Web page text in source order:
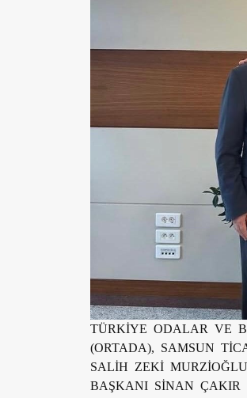
TÜRKİYE ODALAR VE
(ORTADA), SAMSUN
SALİH ZEKİ
BAŞKANI SİNAN ÇAKIR